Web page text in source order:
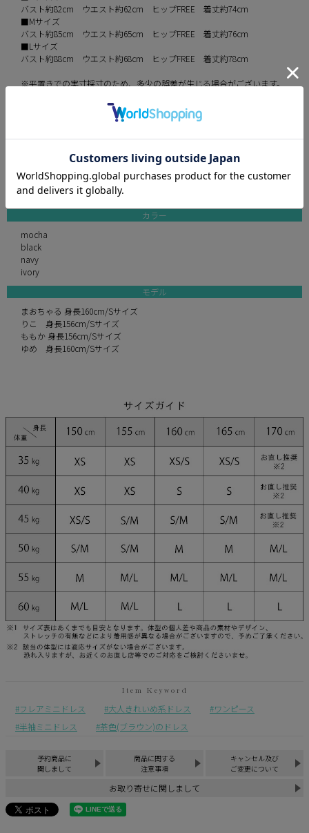
バスト約82cm ウエスト約62cm ヒップFREE 着丈約74cm
■Mサイズ
バスト約85cm ウエスト約65cm ヒップFREE 着丈約76cm
■Lサイズ
バスト約88cm ウエスト約68cm ヒップFREE 着丈約78cm
※平置きでの実寸採寸のため、多少の誤差が生じる場合がございます。
付属品 なし
素材 ワッフル
カラー
mocha
black
navy
ivory
モデル
まおちゃる 身長160cm/Sサイズ
りこ 身長156cm/Sサイズ
ももか 身長156cm/Sサイズ
ゆめ 身長160cm/Sサイズ
フレアミニドレス 大人きれいめ系ドレス
ワンピース
半袖ミニドレス
茶色(ブラウン)のドレス
予約商品に
関しまして
商品に関する
注意事項
キャンセル及び
ご変更について
お取り寄せに関しまして